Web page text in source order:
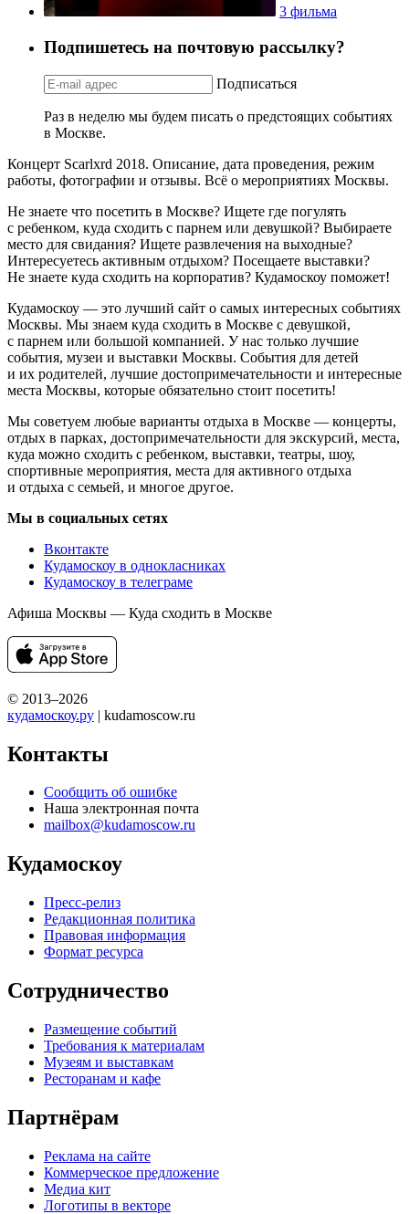
3 фильма
Подпишетесь на почтовую рассылку?
Подписаться
Раз в неделю мы будем писать о предстоящих событиях
в Москве.
Концерт Scarlxrd 2018. Описание, дата проведения, режим
работы, фотографии и отзывы. Всё о мероприятиях Москвы.
Не знаете что посетить в Москве? Ищете где погулять
с ребенком, куда сходить с парнем или девушкой? Выбираете
место для свидания? Ищете развлечения на выходные?
Интересуетесь активным отдыхом? Посещаете выставки?
Не знаете куда сходить на корпоратив? Кудамоскоу поможет!
Кудамоскоу — это лучший сайт о самых интересных событиях
Москвы. Мы знаем куда сходить в Москве с девушкой,
с парнем или большой компанией. У нас только лучшие
события, музеи и выставки Москвы. События для детей
и их родителей, лучшие достопримечательности и интересные
места Москвы, которые обязательно стоит посетить!
Мы советуем любые варианты отдыха в Москве — концерты,
отдых в парках, достопримечательности для экскурсий, места,
куда можно сходить с ребенком, выставки, театры, шоу,
спортивные мероприятия, места для активного отдыха
и отдыха с семьей, и многое другое.
Мы в социальных сетях
Вконтакте
Кудамоскоу в однокласниках
Кудамоскоу в телеграме
Афиша Москвы — Куда сходить в Москве
© 2013–2026
кудамоскоу.ру | kudamoscow.ru
Контакты
Сообщить об ошибке
Наша электронная почта
mailbox@kudamoscow.ru
Кудамоскоу
Пресс-релиз
Редакционная политика
Правовая информация
Формат ресурса
Сотрудничество
Размещение событий
Требования к материалам
Музеям и выставкам
Ресторанам и кафе
Партнёрам
Реклама на сайте
Коммерческое предложение
Медиа кит
Логотипы в векторе